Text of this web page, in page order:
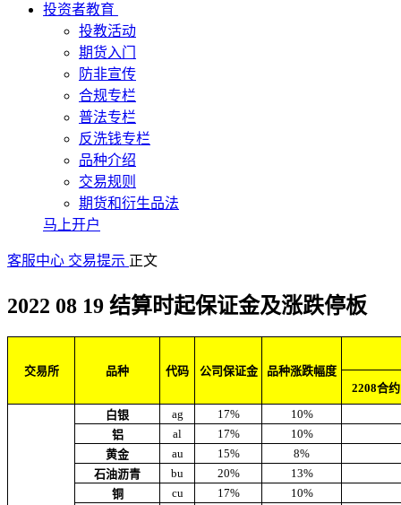
投资者教育
投教活动
期货入门
防非宣传
合规专栏
普法专栏
反洗钱专栏
品种介绍
交易规则
期货和衍生品法
马上开户
客服中心 交易提示 正文
2022 08 19 结算时起保证金及涨跌停板
交易所 品种 代码 公司保证金
品种涨跌幅度
2208合约
白银 ag 17%
10%
铝
al 17%
10%
黄金
au 15%
8%
石油沥青
bu 20%
13%
铜
cu 17%
10%